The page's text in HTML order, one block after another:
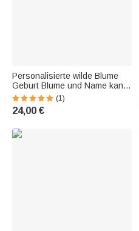
Personalisierte wilde Blume
Geburt Blume und Name kann
Glas Becher 20oz Geschenk
für Brautjungfer
(1)
24,00 €